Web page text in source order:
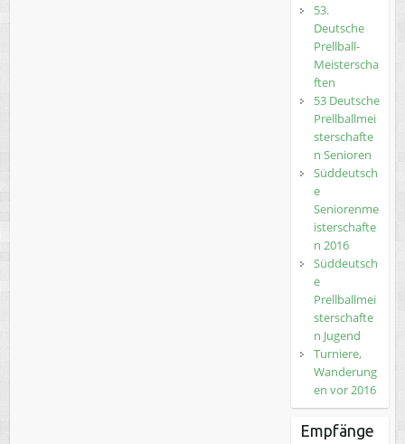
53.
Deutsche
Prellball-
Meisterscha
ften
53 Deutsche
Prellballmei
sterschafte
n Senioren
Süddeutsch
e
Seniorenme
isterschafte
n 2016
Süddeutsch
e
Prellballmei
sterschafte
n Jugend
Turniere,
Wanderung
en vor 2016
Empfänge